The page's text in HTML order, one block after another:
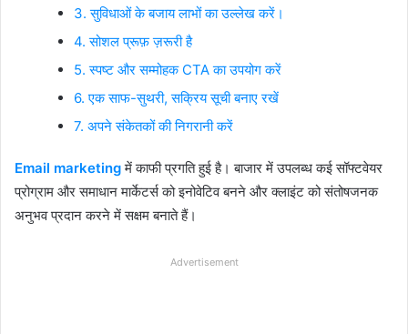
3. सुविधाओं के बजाय लाभों का उल्लेख करें।
4. सोशल प्रूफ़ ज़रूरी है
5. स्पष्ट और सम्मोहक CTA का उपयोग करें
6. एक साफ-सुथरी, सक्रिय सूची बनाए रखें
7. अपने संकेतकों की निगरानी करें
Email marketingमें काफी प्रगति हुई है। बाजार में उपलब्ध कई सॉफ्टवेयर
प्रोग्राम और समाधान मार्केटर्स को इनोवेटिव बनने और क्लाइंट को संतोषजनक
अनुभव प्रदान करने में सक्षम बनाते हैं।
Advertisement